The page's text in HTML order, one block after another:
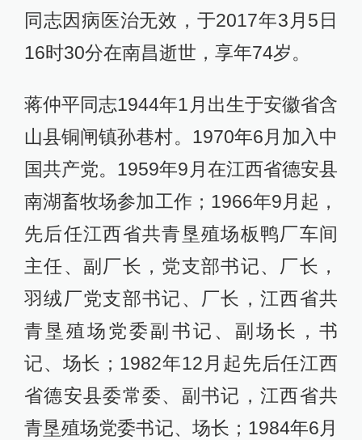
同志因病医治无效，于2017年3月5日
16时30分在南昌逝世，享年74岁。
蒋仲平同志1944年1月出生于安徽省含
山县铜闸镇孙巷村。1970年6月加入中
国共产党。1959年9月在江西省德安县
南湖畜牧场参加工作；1966年9月起，
先后任江西省共青垦殖场板鸭厂车间
主任、副厂长，党支部书记、厂长，
羽绒厂党支部书记、厂长，江西省共
青垦殖场党委副书记、副场长，书
记、场长；1982年12月起先后任江西
省德安县委常委、副书记，江西省共
青垦殖场党委书记、场长；1984年6月